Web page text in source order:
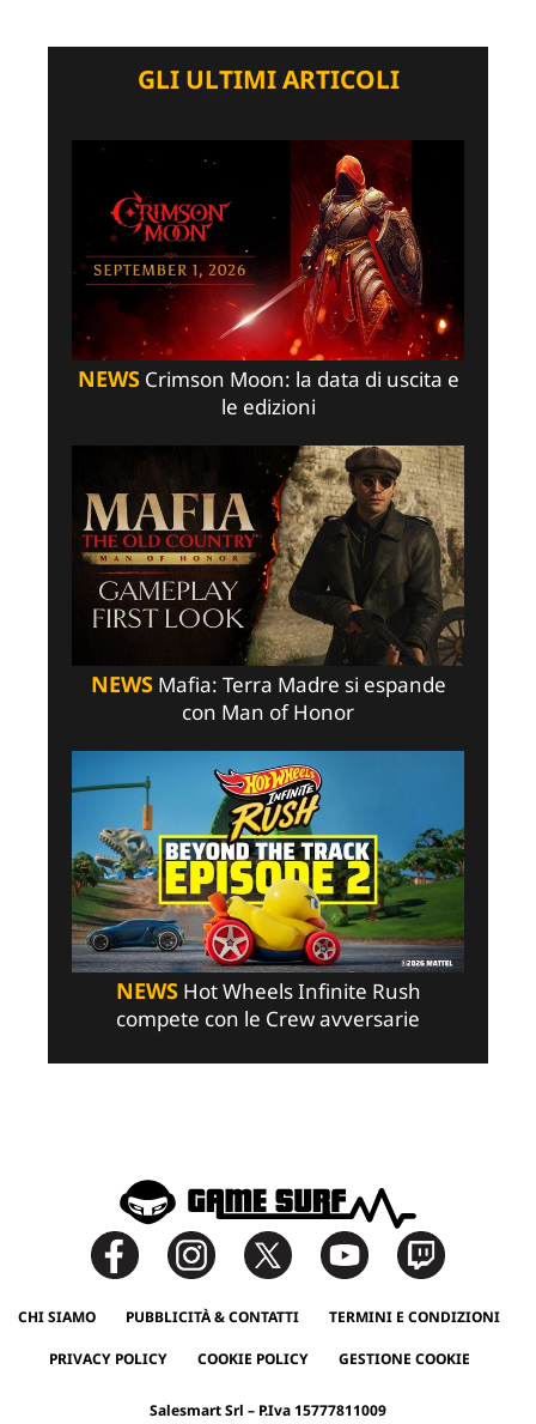
GLI ULTIMI ARTICOLI
NEWSCrimson Moon: la data di uscita e
le edizioni
NEWSMafia: Terra Madre si espande
con Man of Honor
NEWSHot Wheels Infinite Rush
compete con le Crew avversarie
CHI SIAMO PUBBLICITÀ & CONTATTI TERMINI E CONDIZIONI
PRIVACY POLICY COOKIE POLICY GESTIONE COOKIE
Salesmart Srl – P.Iva 15777811009